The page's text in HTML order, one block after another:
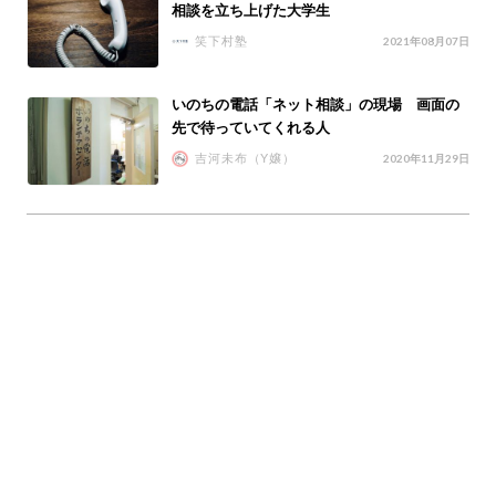
相談を立ち上げた大学生
笑下村塾 2021年08月07日
いのちの電話「ネット相談」の現場 画面の
先で待っていてくれる人
吉河未布（Y嬢） 2020年11月29日